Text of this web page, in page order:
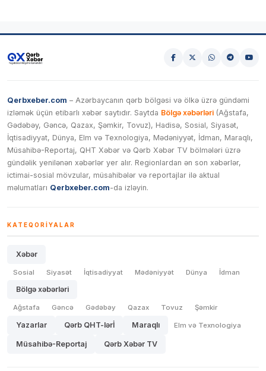
Qerbxeber.com – Azərbaycanın qərb bölgəsi və ölkə üzrə gündəmi
izləmək üçün etibarlı xəbər saytıdır. Saytda Bölgə xəbərləri (Ağstafa,
Gədəbəy, Gəncə, Qazax, Şəmkir, Tovuz), Hadisə, Sosial, Siyasət,
İqtisadiyyat, Dünya, Elm və Texnologiya, Mədəniyyət, İdman, Maraqlı,
Müsahibə-Reportaj, QHT Xəbər və Qərb Xəbər TV bölmələri üzrə
gündəlik yenilənən xəbərlər yer alır. Regionlardan ən son xəbərlər,
ictimai-sosial mövzular, müsahibələr və reportajlar ilə aktual
məlumatları Qerbxeber.com-da izləyin.
KATEQORIYALAR
Xəbər
Sosial Siyasət İqtisadiyyat Mədəniyyət Dünya İdman
Bölgə xəbərləri
Ağstafa Gəncə Gədəbəy Qazax Tovuz Şəmkir
Yazarlar Qərb QHT-lərİ Maraqlı Elm və Texnologiya
Müsahibə-Reportaj Qərb Xəbər TV